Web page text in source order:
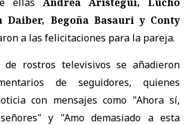
Daiber, Begoña Basauri y Conty
a las felicitaciones para la pareja.
de rostros televisivos se añadieron
de seguidores, quienes
con mensajes como "Ahora sí,
y "Amo demasiado a esta